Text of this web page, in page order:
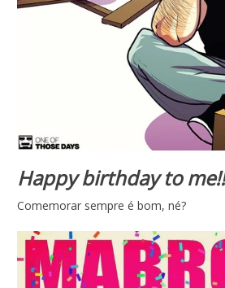
Happy birthday to
Comemorar sempre é bom, né?